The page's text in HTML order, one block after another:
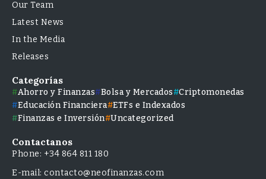
Our Team
Latest News
In the Media
Releases
Categorías
Ahorro y Finanzas Bolsa y Mercados
Criptomonedas
Educación Financiera ETFs e Indexados
Finanzas e Inversión Uncategorized
Contactanos
Phone: +34 864 811 180
E-mail: contacto@neofinanzas.com